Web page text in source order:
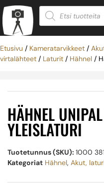
Etusivu / Kameratarvikkeet /
virtalähteet / Laturit / Hähnel /
HÄHNEL
YLEISLATURI
Tuotetunnus (SKU): 1000
Kategoriat Hähnel, Akut,